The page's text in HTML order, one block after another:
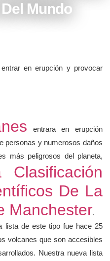
Mundo
en erupción y provocar
entrara en erupción
personas y numerosos daños
más peligrosos del planeta,
De La
Manchester.
lista de este tipo fue hace 25
volcanes que son accesibles
Nuestra nueva lista